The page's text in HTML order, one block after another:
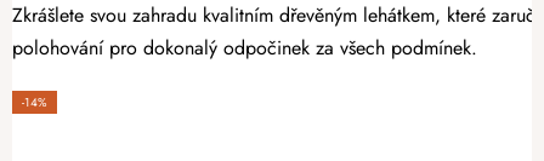
Zkrášlete svou zahradu kvalitním dřevěným lehátkem, které
polohování pro dokonalý odpočinek za všech podmínek.
-14%